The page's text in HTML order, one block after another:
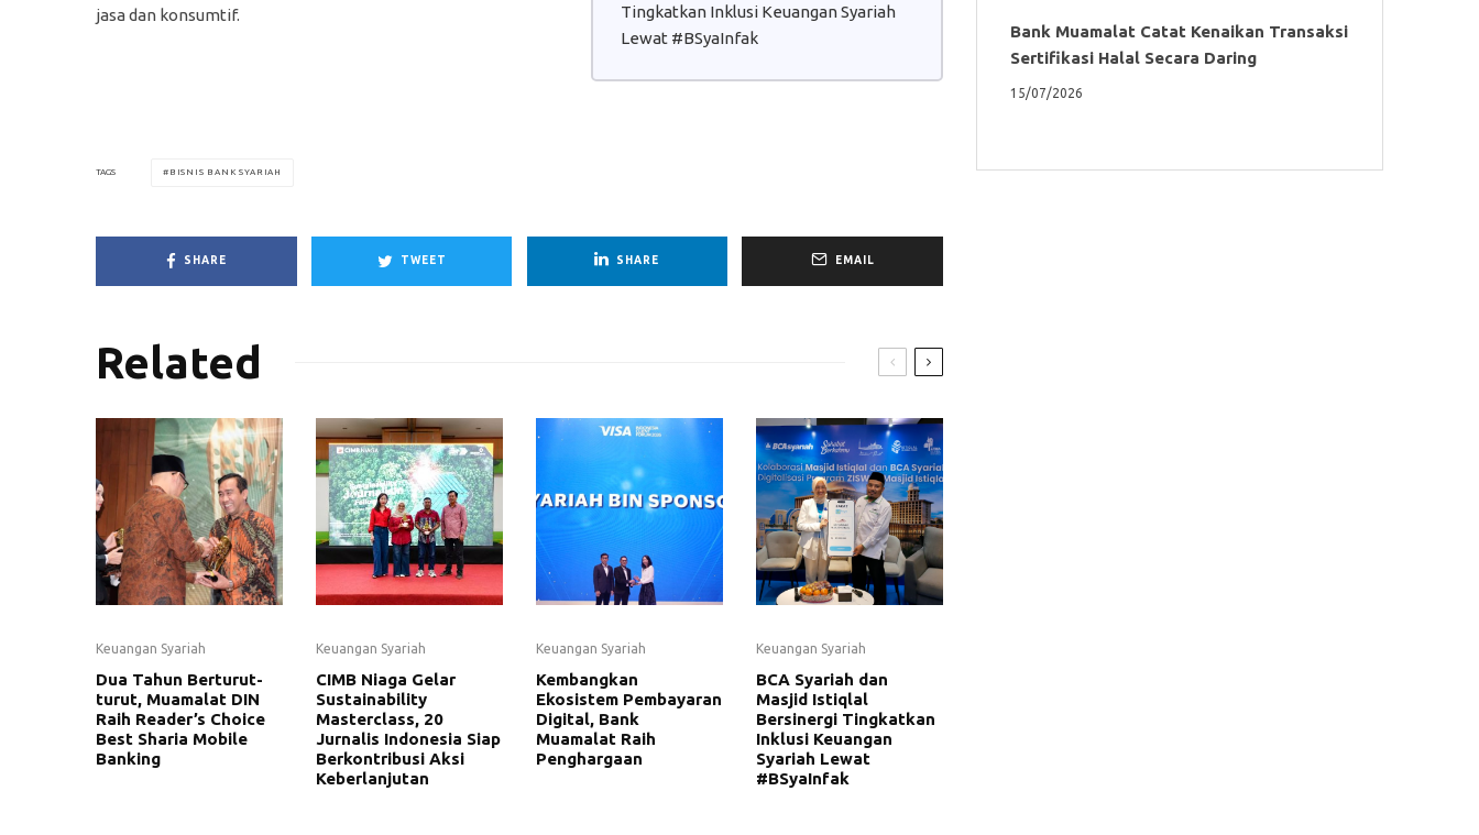
Tingkatkan Inklusi Keuangan Syariah
Lewat #BSyaInfak
jasa dan konsumtif.
TAGS BISNIS BANK SYARIAH
SHARE TWEET SHARE EMAIL
Related
Keuangan Syariah
Dua Tahun Berturut-
turut, Muamalat DIN
Raih Reader’s Choice
Best Sharia Mobile
Banking
Keuangan Syariah
CIMB Niaga Gelar
Sustainability
Masterclass, 20
Jurnalis Indonesia Siap
Berkontribusi Aksi
Keberlanjutan
Keuangan Syariah
Kembangkan
Ekosistem Pembayaran
Digital, Bank
Muamalat Raih
Penghargaan
Keuangan Syariah
BCA Syariah dan
Masjid Istiqlal
Bersinergi Tingkatkan
Inklusi Keuangan
Syariah Lewat
#BSyaInfak
Bank Muamalat Catat Kenaikan Transaksi
Sertifikasi Halal Secara Daring
15/07/2026